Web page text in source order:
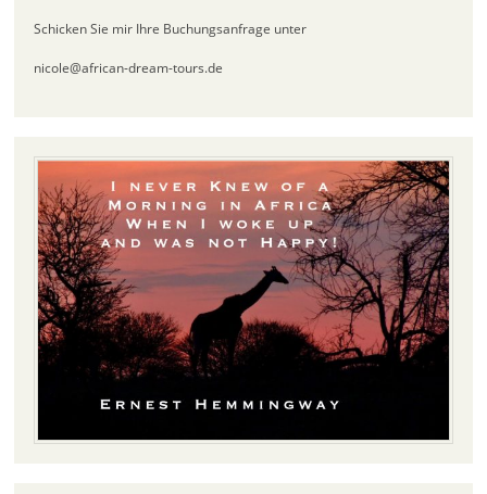
Schicken Sie mir Ihre Buchungsanfrage unter
nicole@african-dream-tours.de